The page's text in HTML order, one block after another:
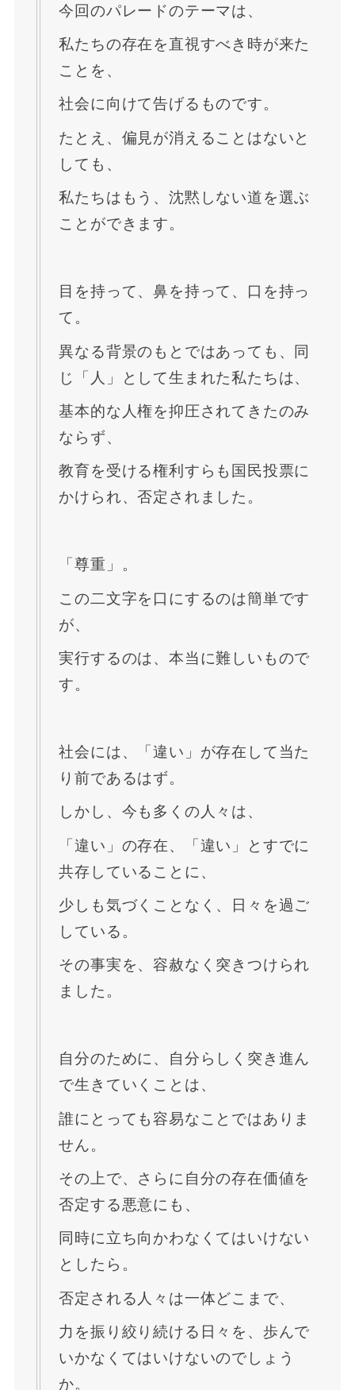
今回のパレードのテーマは、
私たちの存在を直視すべき時が来た
ことを、
社会に向けて告げるものです。
たとえ、偏見が消えることはないと
しても、
私たちはもう、沈黙しない道を選ぶ
ことができます。
目を持って、鼻を持って、口を持っ
て。
異なる背景のもとではあっても、同
じ「人」として生まれた私たちは、
基本的な人権を抑圧されてきたのみ
ならず、
教育を受ける権利すらも国民投票に
かけられ、否定されました。
「尊重」。
この二文字を口にするのは簡単です
が、
実行するのは、本当に難しいもので
す。
社会には、「違い」が存在して当た
り前であるはず。
しかし、今も多くの人々は、
「違い」の存在、「違い」とすでに
共存していることに、
少しも気づくことなく、日々を過ご
している。
その事実を、容赦なく突きつけられ
ました。
自分のために、自分らしく突き進ん
で生きていくことは、
誰にとっても容易なことではありま
せん。
その上で、さらに自分の存在価値を
否定する悪意にも、
同時に立ち向かわなくてはいけない
としたら。
否定される人々は一体どこまで、
力を振り絞り続ける日々を、歩んで
いかなくてはいけないのでしょう
か。